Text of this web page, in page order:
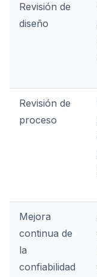
Revisión de
diseño
Revisión de
proceso
Mejora
continua de
la
confiabilidad